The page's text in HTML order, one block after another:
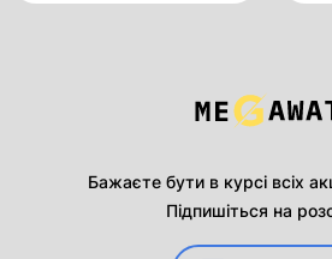
Бажаєте бути в курсі всіх
Підпишіться на